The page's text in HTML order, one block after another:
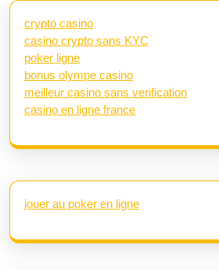
crypto casino
casino crypto sans KYC
poker ligne
bonus olympe casino
meilleur casino sans verification
casino en ligne france
jouer au poker en ligne